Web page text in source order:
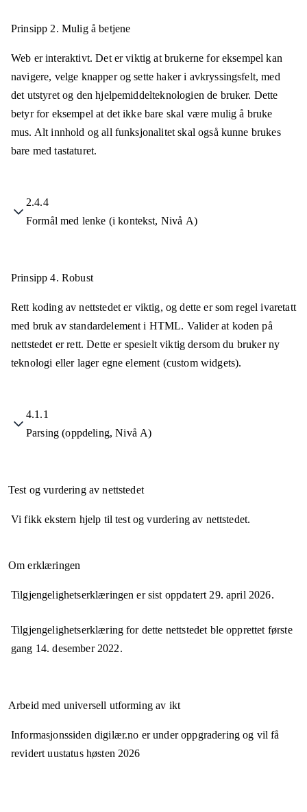
Prinsipp 2. Mulig å betjene
Web er interaktivt. Det er viktig at brukerne for eksempel kan
navigere, velge knapper og sette haker i avkryssingsfelt, med
det utstyret og den hjelpemiddelteknologien de bruker. Dette
betyr for eksempel at det ikke bare skal være mulig å bruke
mus. Alt innhold og all funksjonalitet skal også kunne brukes
bare med tastaturet.
2.4.4
Formål med lenke (i kontekst, Nivå A)
Prinsipp 4. Robust
Rett koding av nettstedet er viktig, og dette er som regel ivaretatt
med bruk av standardelement i HTML. Valider at koden på
nettstedet er rett. Dette er spesielt viktig dersom du bruker ny
teknologi eller lager egne element (custom widgets).
4.1.1
Parsing (oppdeling, Nivå A)
Test og vurdering av nettstedet
Vi fikk ekstern hjelp til test og vurdering av nettstedet.
Om erklæringen
Tilgjengelighetserklæringen er sist oppdatert29. april 2026.
Tilgjengelighetserklæring for dette nettstedet ble opprettet første
gang 14. desember 2022.
Arbeid med universell utforming av ikt
Informasjonssiden digilær.no er under oppgradering og vil få
revidert uustatus høsten 2026